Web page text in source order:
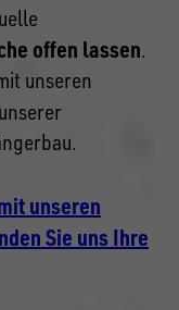
offen lassen.
unseren
unseren
Sie uns Ihre